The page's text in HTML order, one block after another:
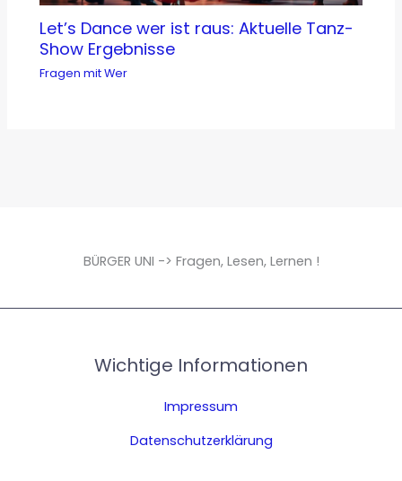
Let’s Dance wer ist raus: Aktuelle Tanz-
Show Ergebnisse
Fragen mit Wer
BÜRGER UNI -> Fragen, Lesen, Lernen !
Wichtige Informationen
Impressum
Datenschutzerklärung